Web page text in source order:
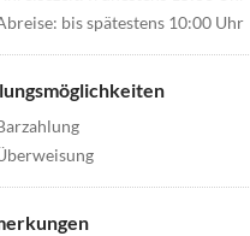
bis spätestens 10:00 Uhr